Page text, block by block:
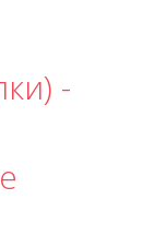
-